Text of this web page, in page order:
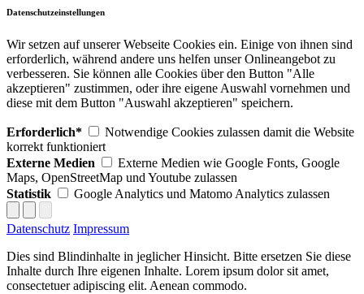
Datenschutzeinstellungen
Wir setzen auf unserer Webseite Cookies ein. Einige von ihnen sind
erforderlich, während andere uns helfen unser Onlineangebot zu
verbesseren. Sie können alle Cookies über den Button "Alle
akzeptieren" zustimmen, oder ihre eigene Auswahl vornehmen und
diese mit dem Button "Auswahl akzeptieren" speichern.
Erforderlich*
Notwendige Cookies zulassen damit die Website
korrekt funktioniert
Externe Medien
Externe Medien wie Google Fonts, Google
Maps, OpenStreetMap und Youtube zulassen
Statistik
Google Analytics und Matomo Analytics zulassen
Datenschutz Impressum
Dies sind Blindinhalte in jeglicher Hinsicht. Bitte ersetzen Sie diese
Inhalte durch Ihre eigenen Inhalte. Lorem ipsum dolor sit amet,
consectetuer adipiscing elit. Aenean commodo.